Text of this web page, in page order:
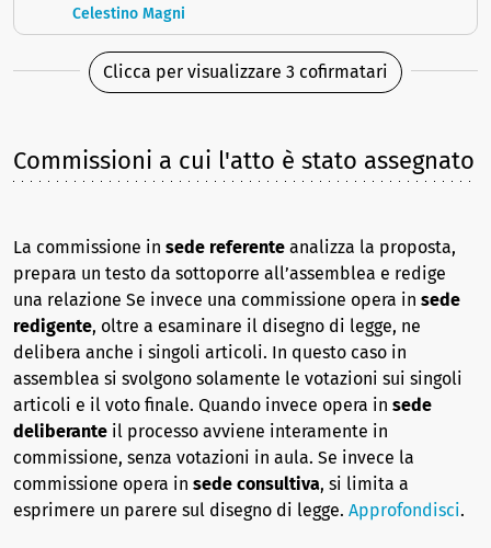
Celestino Magni
Clicca per visualizzare 3 cofirmatari
Commissioni a cui l'atto è stato assegnato
La commissione in sede referente analizza la proposta,
prepara un testo da sottoporre all’assemblea e redige
una relazione Se invece una commissione opera in sede
redigente, oltre a esaminare il disegno di legge, ne
delibera anche i singoli articoli. In questo caso in
assemblea si svolgono solamente le votazioni sui singoli
articoli e il voto finale. Quando invece opera in sede
deliberante il processo avviene interamente in
commissione, senza votazioni in aula. Se invece la
commissione opera in sede consultiva, si limita a
esprimere un parere sul disegno di legge. Approfondisci.